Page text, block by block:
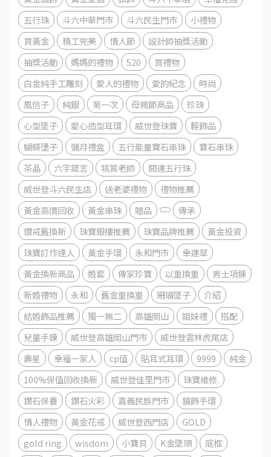
五行珠
斗六中華門市 斗六民生門市
小禮物
買黃金
精工完美 情人節
設計師抽獎活動
抽獎活動
媽媽的禮物 520
買禮物
白金純手工雕刻
愛人的禮物 愛的紀念
時尚
風信子
純銀 第一次 母親節商品
珍珠
心型墜子
愛心造型耳環 威世登珠寶
輕飾品
蝴蝶墬子
彌月禮盒 五行能量寶石串珠
寶石串珠
茶晶
六字箴言 犒賞老師
開運五行珠
威世登斗六民生店
送老婆禮物
禮物推薦
黃金高價回收
黃金串珠 贈品
傳承
鑽戒舊換新
珠寶銀樓推薦 珠寶品牌推薦
黃金投資
珠寶訂作達人
黃金手環 永和門市
幸運草
黃金換新商品
婚套 傳家珍寶 以重換重
男士項鍊
新婚禮物
永和 舊金重換重 珊瑚墜子
介紹
結婚飾品推薦
獨一無二 高雄岡山 姐妹禮
搭配
兒童手鍊
威世登高雄岡山門市
威世登雲林虎尾店
壽星
幸福一家人 cp值 貼耳式耳環 9999
純金
100%保值回收換新
威世登佳里門市
珠寶維修.
鑽石保養
鑽石火彩 嘉義民族門市
鏡飾手環
情人禮物
黃金花戒 威世登西門店
GOLD
gold ring
wisdom 小寶貝 K金墜頭
底框